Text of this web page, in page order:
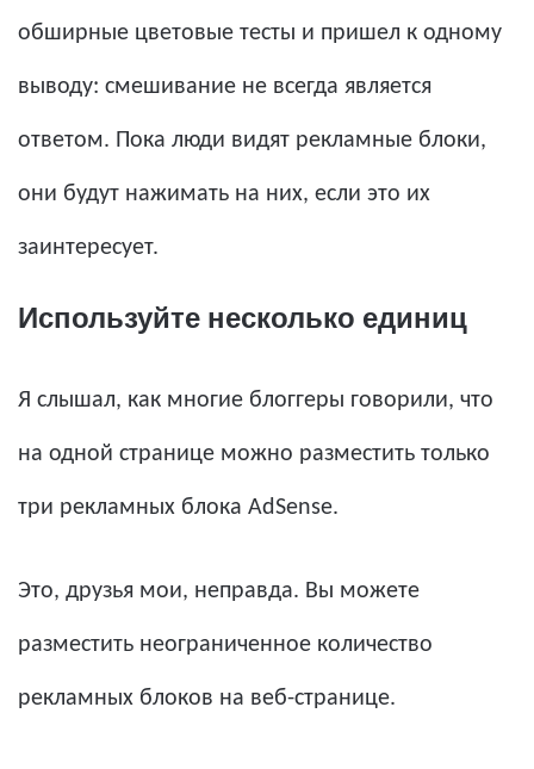
обширные цветовые тесты и пришел к одному
выводу: смешивание не всегда является
ответом. Пока люди видят рекламные блоки,
они будут нажимать на них, если это их
заинтересует.
Используйте несколько единиц
Я слышал, как многие блоггеры говорили, что
на одной странице можно разместить только
три рекламных блока AdSense.
Это, друзья мои, неправда. Вы можете
разместить неограниченное количество
рекламных блоков на веб-странице.